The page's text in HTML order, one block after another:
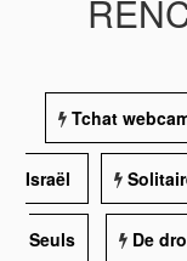
Tchat
Israël
Seuls De